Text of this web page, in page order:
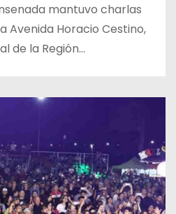
mantuvo charlas
Avenida Horacio Cestino,
de la Región…